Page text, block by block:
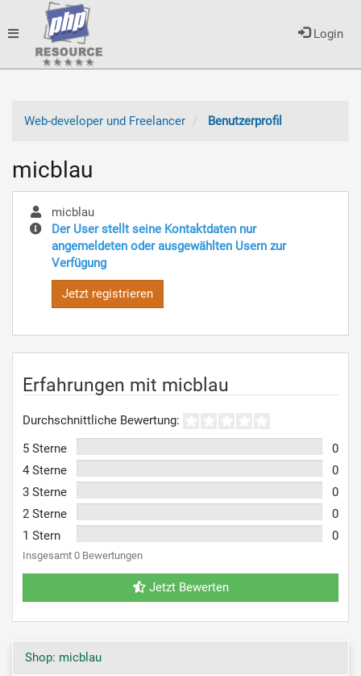
Login
Toggle
Web-developer und Freelancer
Benutzerprofil
micblau
micblau
Der User stellt seine Kontaktdaten nur
angemeldeten oder ausgewählten Usern zur
Verfügung
Jetzt registrieren
Erfahrungen mit micblau
Durchschnittliche Bewertung:
5 Sterne
0
4 Sterne
0
3 Sterne
0
2 Sterne
0
1 Stern
0
Insgesamt 0 Bewertungen
Jetzt Bewerten
Shop: micblau